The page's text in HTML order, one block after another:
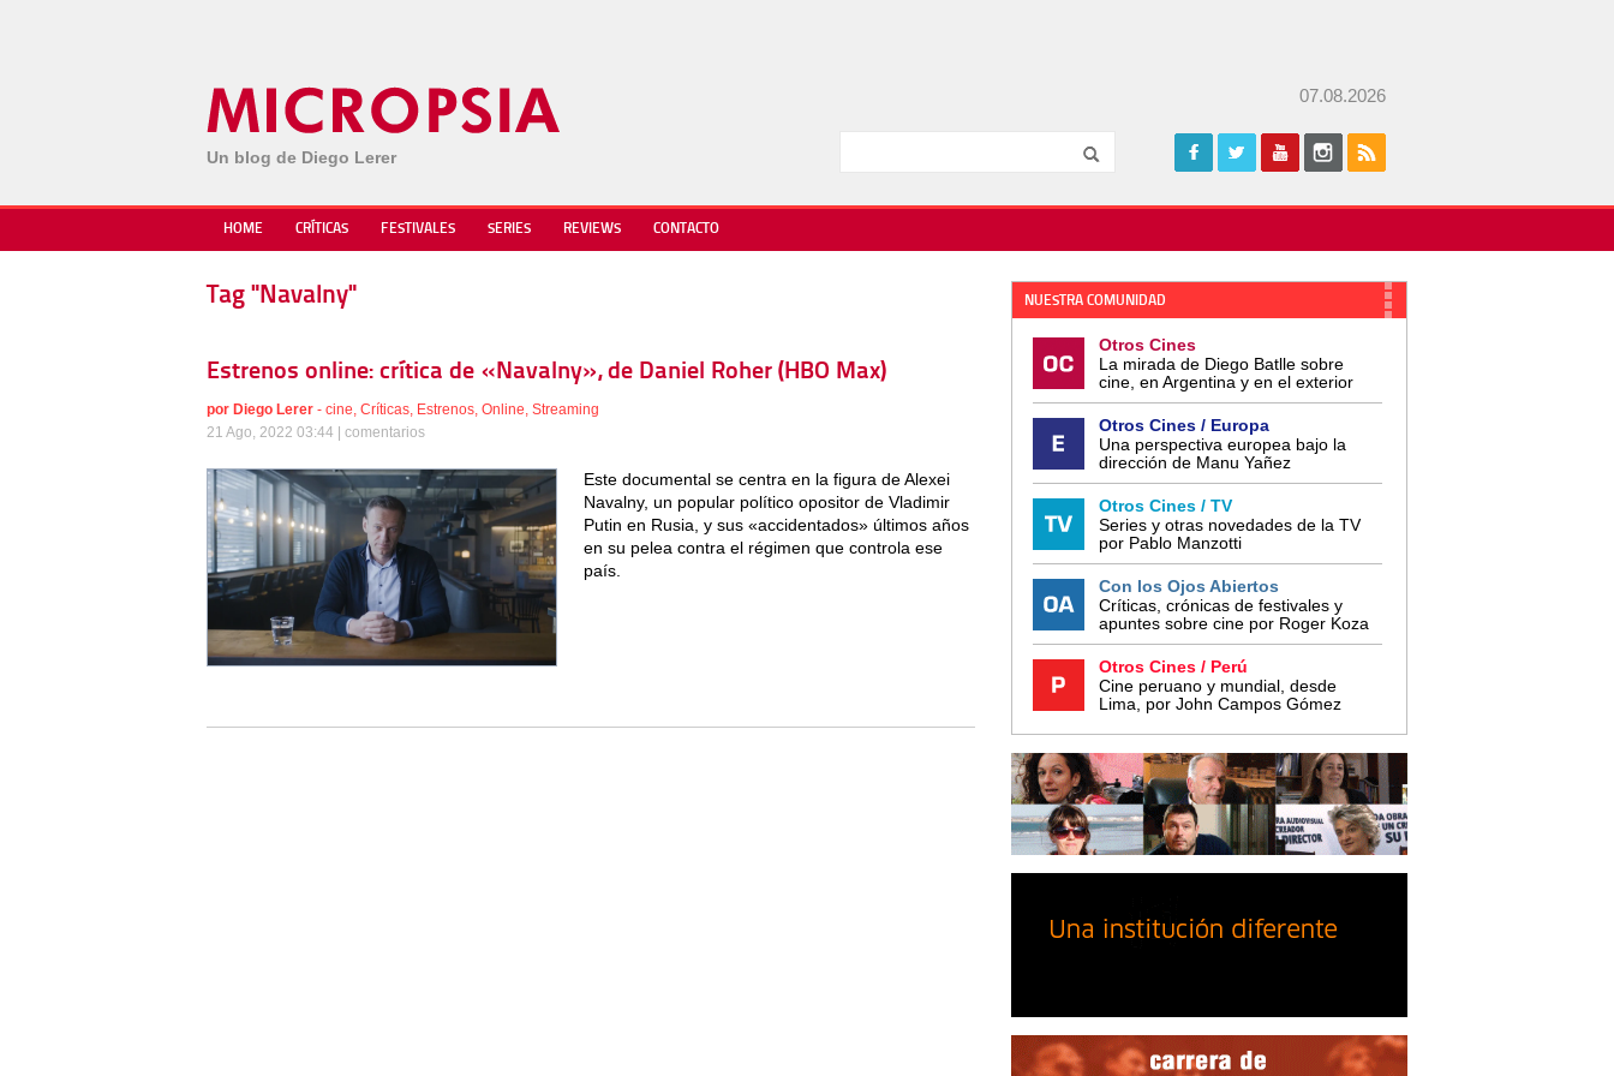
Un blog de Diego Lerer
07.08.2026
HOME CRÍTICAS FESTIVALES SERIES REVIEWS CONTACTO
Tag "Navalny"
Estrenos online: crítica de «Navalny», de Daniel Roher (HBO Max)
por Diego Lerer - cine, Críticas, Estrenos, Online, Streaming
21 Ago, 2022 03:44 | comentarios
Este documental se centra en la figura de Alexei
Navalny, un popular político opositor de Vladimir
Putin en Rusia, y sus «accidentados» últimos años
en su pelea contra el régimen que controla ese
país.
NUESTRA COMUNIDAD
Otros Cines
La mirada de Diego Batlle sobre
cine, en Argentina y en el exterior
Otros Cines / Europa
Una perspectiva europea bajo la
dirección de Manu Yañez
Otros Cines / TV
Series y otras novedades de la TV
por Pablo Manzotti
Con los Ojos Abiertos
Críticas, crónicas de festivales y
apuntes sobre cine por Roger Koza
Otros Cines / Perú
Cine peruano y mundial, desde
Lima, por John Campos Gómez